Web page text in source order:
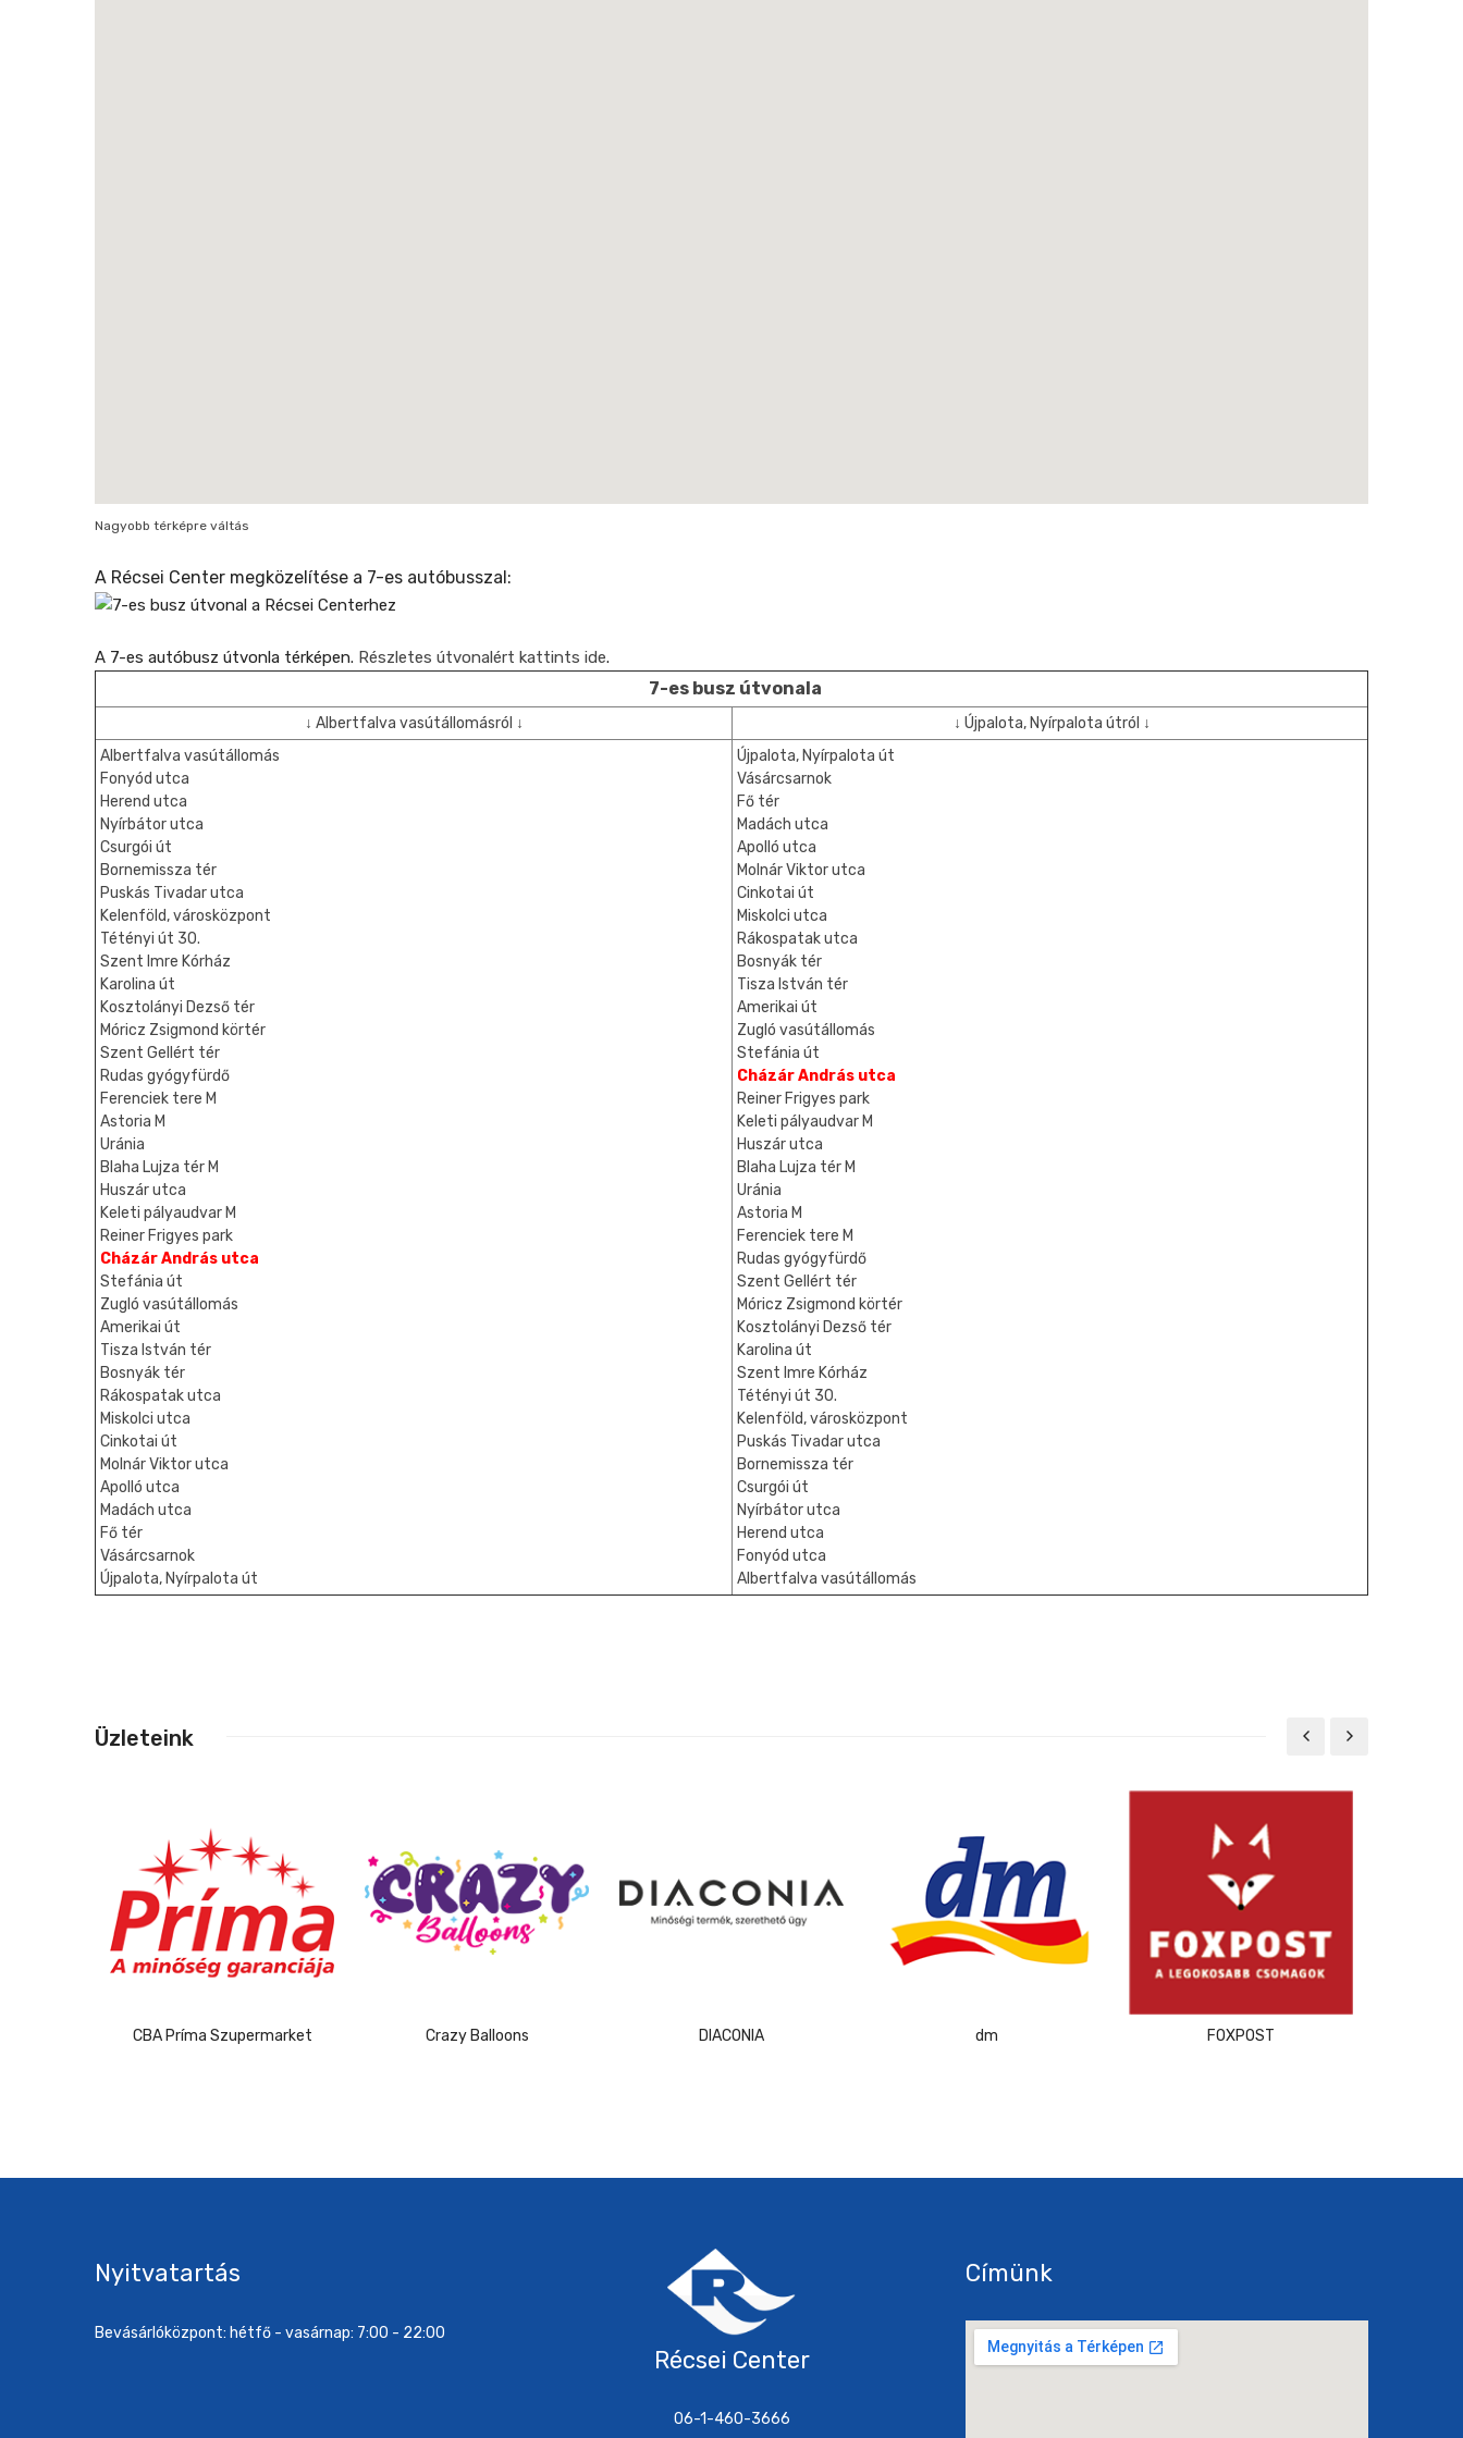
Nagyobb térképre váltás
A Récsei Center megközelítése a 7-es autóbusszal:
A 7-es autóbusz útvonla térképen. Részletes útvonalért kattints ide.
7-es busz útvonala
↓ Albertfalva vasútállomásról ↓
↓ Újpalota, Nyírpalota útról ↓
Albertfalva vasútállomás
Fonyód utca
Herend utca
Nyírbátor utca
Csurgói út
Bornemissza tér
Puskás Tivadar utca
Kelenföld, városközpont
Tétényi út 30.
Szent Imre Kórház
Karolina út
Kosztolányi Dezső tér
Móricz Zsigmond körtér
Szent Gellért tér
Rudas gyógyfürdő
Ferenciek tere M
Astoria M
Uránia
Blaha Lujza tér M
Huszár utca
Keleti pályaudvar M
Reiner Frigyes park
Cházár András utca
Stefánia út
Zugló vasútállomás
Amerikai út
Tisza István tér
Bosnyák tér
Rákospatak utca
Miskolci utca
Cinkotai út
Molnár Viktor utca
Apolló utca
Madách utca
Fő tér
Vásárcsarnok
Újpalota, Nyírpalota út
Újpalota, Nyírpalota út
Vásárcsarnok
Fő tér
Madách utca
Apolló utca
Molnár Viktor utca
Cinkotai út
Miskolci utca
Rákospatak utca
Bosnyák tér
Tisza István tér
Amerikai út
Zugló vasútállomás
Stefánia út
Cházár András utca
Reiner Frigyes park
Keleti pályaudvar M
Huszár utca
Blaha Lujza tér M
Uránia
Astoria M
Ferenciek tere M
Rudas gyógyfürdő
Szent Gellért tér
Móricz Zsigmond körtér
Kosztolányi Dezső tér
Karolina út
Szent Imre Kórház
Tétényi út 30.
Kelenföld, városközpont
Puskás Tivadar utca
Bornemissza tér
Csurgói út
Nyírbátor utca
Herend utca
Fonyód utca
Albertfalva vasútállomás
Üzleteink
CBA Príma Szupermarket Crazy Balloons DIACONIA dm FOXPOST
Nyitvatartás
Bevásárlóközpont: hétfő - vasárnap: 7:00 - 22:00
Récsei Center
06-1-460-3666
Címünk